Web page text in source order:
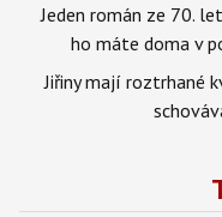
Jeden román ze 70.
ho máte doma v
Jiřiny mají roztrhané